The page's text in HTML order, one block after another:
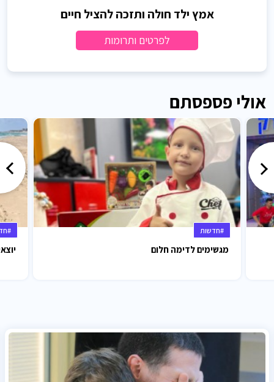
אמץ ילד חולה ותזכה להציל חיים
לפרטים ותרומות
אולי פספסתם
#חדשות
מגשימים לדימה חלום